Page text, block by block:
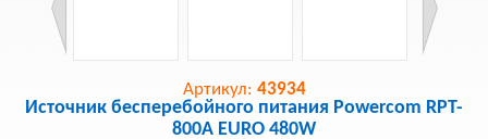
Артикул: 43934
Источник бесперебойного питания Powercom RPT-
800A EURO 480W